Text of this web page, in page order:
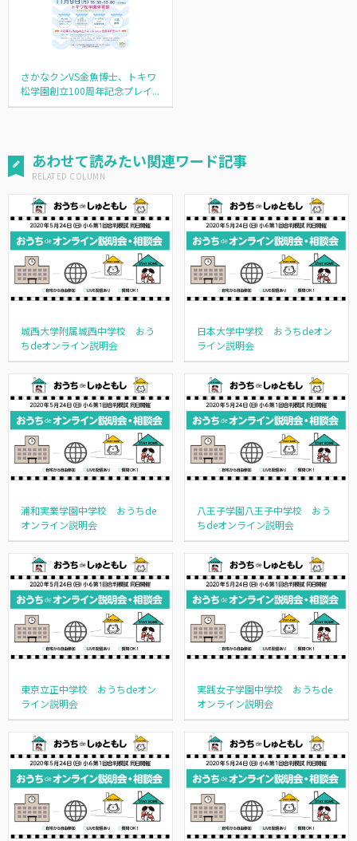
さかなクンVS金魚博士、トキワ
松学園創立100周年記念プレイ...
あわせて読みたい関連ワード記事
城西大学附属城西中学校 おう
ちdeオンライン説明会
日本大学中学校 おうちdeオン
ライン説明会
浦和実業学園中学校 おうちde
オンライン説明会
八王子学園八王子中学校 おう
ちdeオンライン説明会
東京立正中学校 おうちdeオン
ライン説明会
実践女子学園中学校 おうちde
オンライン説明会